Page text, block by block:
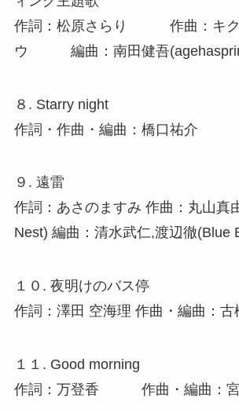
作詞：松原さらり 作曲：キク
ウ 編曲：南田健吾
８. Starry night
作詞・作曲・編曲：橋口祐介
９. 遠雷
作詞：あさのますみ 作曲：丸山真
Nest) 編曲：清水武仁,渡辺徹(Blue
１０. 夜明けのバス停
作詞：澤田 空海理 作曲・編曲：古
１１. Good morning
作詞：万登香 作曲・編曲：宮